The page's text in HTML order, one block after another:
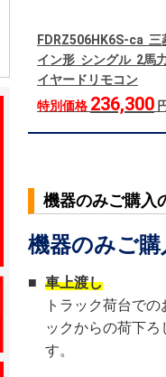
FDRZ506HK6S-ca 三
イン形 シングル 2馬
イヤードリモコン
特別価格 236,300
機器のみご購入
機器のみご
■ 車上渡し
トラック荷台で
ックからの荷下ろ
す。